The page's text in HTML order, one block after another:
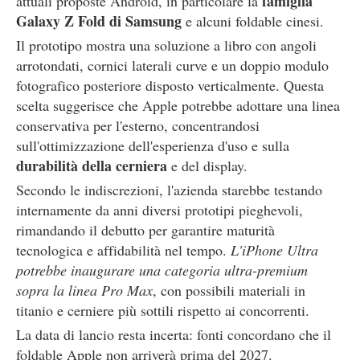
Galaxy Z Fold di Samsung e alcuni foldable cinesi.
Il prototipo mostra una soluzione a libro con angoli
arrotondati, cornici laterali curve e un doppio modulo
fotografico posteriore disposto verticalmente. Questa
scelta suggerisce che Apple potrebbe adottare una linea
conservativa per l'esterno, concentrandosi
sull'ottimizzazione dell'esperienza d'uso e sulla
durabilità della cerniera e del display.
Secondo le indiscrezioni, l'azienda starebbe testando
internamente da anni diversi prototipi pieghevoli,
rimandando il debutto per garantire maturità
tecnologica e affidabilità nel tempo. L'iPhone Ultra
potrebbe inaugurare una categoria ultra-premium
sopra la linea Pro Max, con possibili materiali in
titanio e cerniere più sottili rispetto ai concorrenti.
La data di lancio resta incerta: fonti concordano che il
foldable Apple non arriverà prima del 2027.